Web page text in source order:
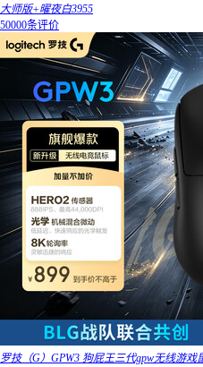
大师版+曜夜白3955
50000条评价
罗技（G）GPW3 狗屁王三代gpw无线游